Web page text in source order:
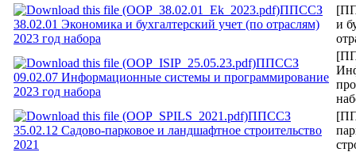
ППССЗ
38.02.01 Экономика и бухгалтерский учет (по отраслям)
2023 год набора
и
ППССЗ
09.02.07 Информационные системы и программирование
2023 год набора
ППССЗ
35.02.12 Садово-парковое и ландшафтное строительство
2021